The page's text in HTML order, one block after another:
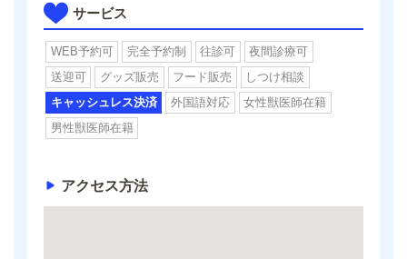
サービス
WEB予約可 完全予約制 往診可
夜間診療可
送迎可
グッズ販売 フード販売
しつけ相談
キャッシュレス決済
外国語対応
女性獣医師在籍
男性獣医師在籍
アクセス方法